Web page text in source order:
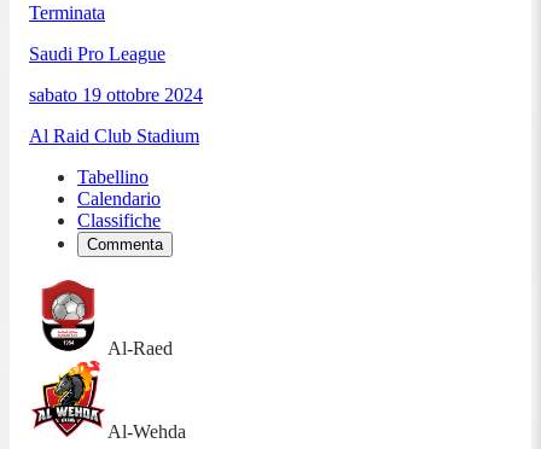
Terminata
Saudi Pro League
sabato 19 ottobre 2024
Al Raid Club Stadium
Tabellino
Calendario
Classifiche
Commenta
Al-Raed
Al-Wehda